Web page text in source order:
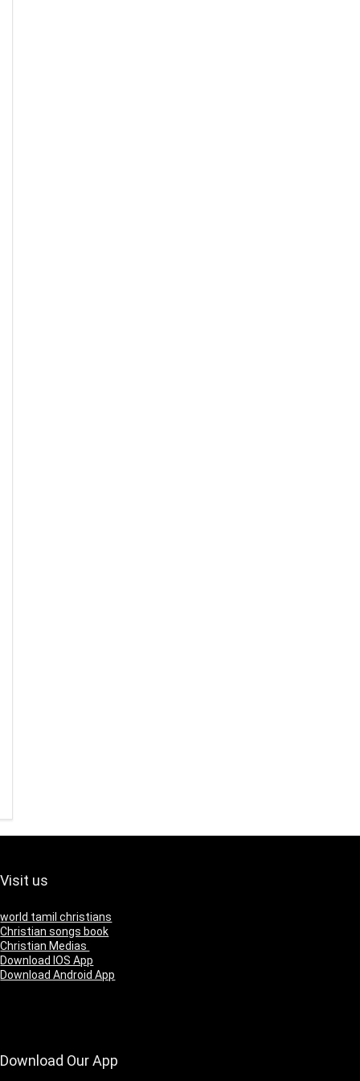
Visit us
world tamil christians
Christian songs book
Christian Medias
Download IOS App
Download Android App
Download Our App